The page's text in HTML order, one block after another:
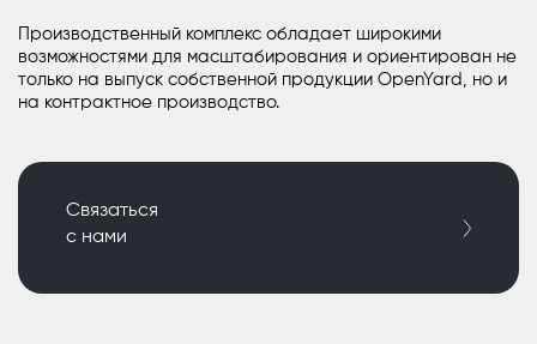
Производственный комплекс обладает широкими
возможностями для масштабирования и ориентирован не
только на выпуск собственной продукции OpenYard, но и
на контрактное производство.
Связаться
с нами